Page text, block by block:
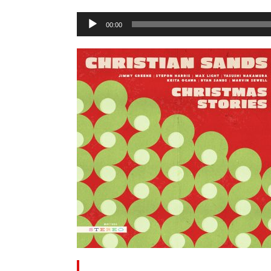
Lecteur
audio
00:00